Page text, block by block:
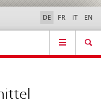
Kontakt | Support & Hilfe
DE FR IT EN